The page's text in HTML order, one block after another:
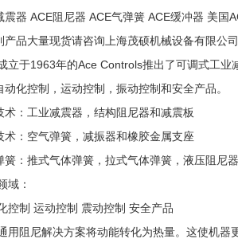
震器 ACE阻尼器 ACE气弹簧 ACE缓冲器 美国
产品大量现货请咨询上海茂硕机械设备有限公司
立于1963年的Ace Controls推出了可调式工业
动化控制，运动控制，振动控制和安全产品。
术：工业减震器，结构阻尼器和减震板
术：空气弹簧，减振器和橡胶金属支座
簧：推式气体弹簧，拉式气体弹簧，液压阻尼
域：
控制 运动控制 震动控制 安全产品
用阻尼解决方案将动能转化为热量。这使机器